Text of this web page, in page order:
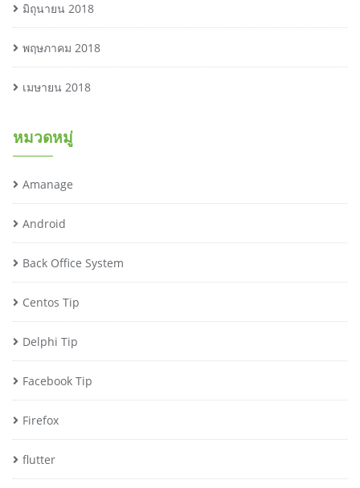
มิถุนายน 2018
พฤษภาคม 2018
เมษายน 2018
หมวดหมู่
Amanage
Android
Back Office System
Centos Tip
Delphi Tip
Facebook Tip
Firefox
flutter